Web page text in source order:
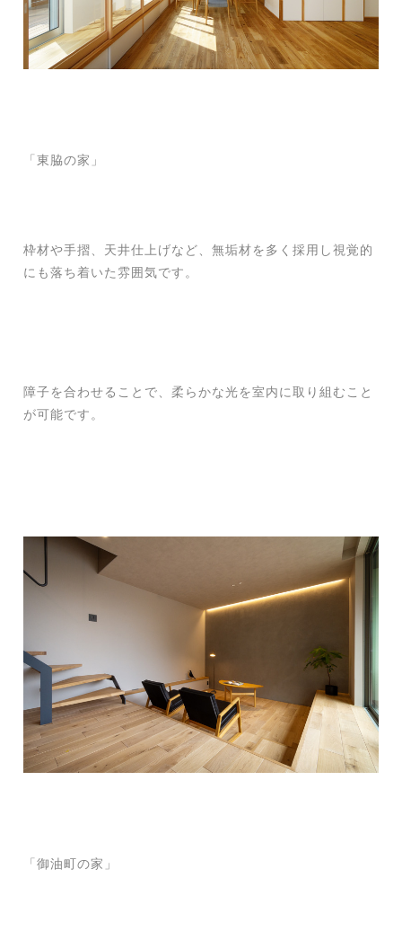
「東脇の家」
枠材や手摺、天井仕上げなど、無垢材を多く採用し視覚的
にも落ち着いた雰囲気です。
障子を合わせることで、柔らかな光を室内に取り組むこと
が可能です。
「御油町の家」